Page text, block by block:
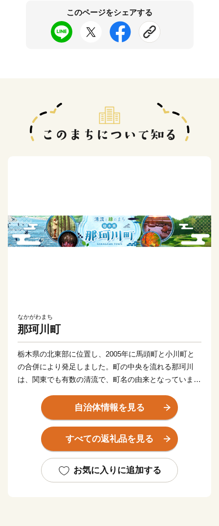
このページをシェアする
なかがわまち
那珂川町
栃木県の北東部に位置し、2005年に馬頭町と小川町と
の合併により発足しました。町の中央を流れる那珂川
は、関東でも有数の清流で、町名の由来となっていま
む里山が織り成す自然豊かな町です。温泉や美術館、ゴ
ルフ場やキャンプ場などの観光施設があり、訪れる人々
の心を癒します。この町に暮らす人々の心や想い、そし
て受け継いできた文化が、魅力ある町にしています。
自治体情報を見る
すべての返礼品を見る
お気に入りに追加する